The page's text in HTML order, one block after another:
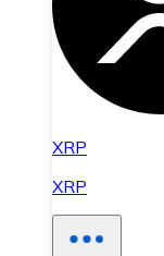
XRP
XRP